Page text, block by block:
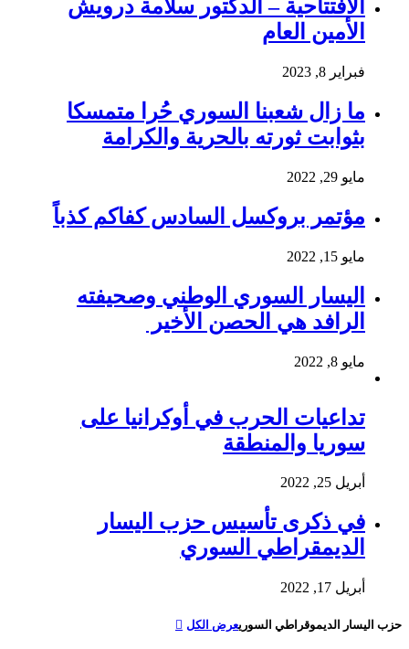
الافتتاحية – الدكتور سلامة درويش
الأمين العام
فبراير 8, 2023
ما زال شعبنا السوري حُرا متمسكا
بثوابت ثورته بالحرية والكرامة
مايو 29, 2022
مؤتمر بروكسل السادس كفاكم كذباً
مايو 15, 2022
اليسار السوري الوطني وصحيفته
الرافد هي الحصن الأخير
مايو 8, 2022
تداعيات الحرب في أوكرانيا على
سوريا والمنطقة
أبريل 25, 2022
في ذكرى تأسيس حزب اليسار
الديمقراطي السوري
أبريل 17, 2022
حزب اليسار الديموقراطي السوريعرض الكل